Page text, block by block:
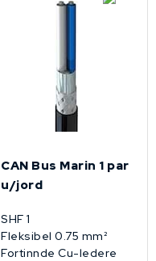
CAN Bus Marin 1 par
u/jord
SHF 1
Fleksibel 0.75 mm²
Fortinnde Cu-ledere